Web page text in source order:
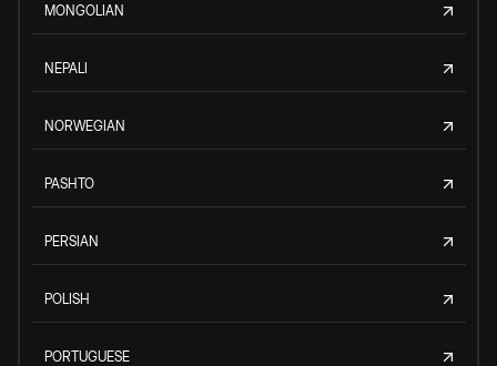
MONGOLIAN
NEPALI
NORWEGIAN
PASHTO
PERSIAN
POLISH
PORTUGUESE